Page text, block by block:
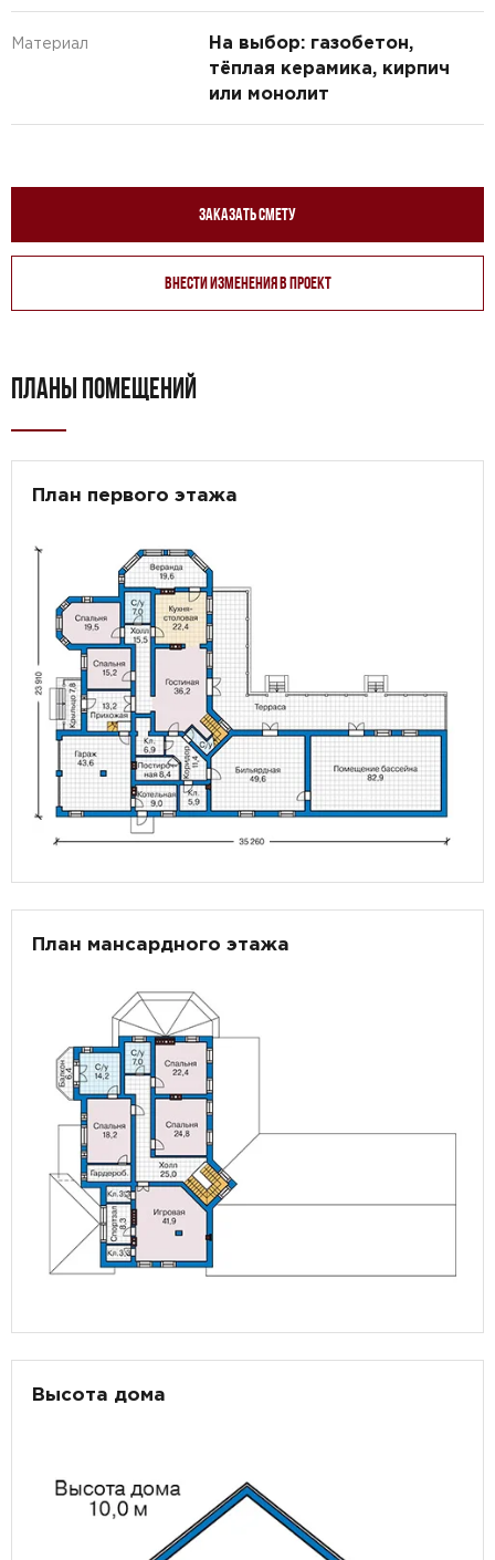
Материал
На выбор: газобетон,
тёплая керамика, кирпич
или монолит
Заказать смету
Внести изменения в проект
ПЛАНЫ ПОМЕЩЕНИЙ
План первого этажа
План мансардного этажа
Высота дома